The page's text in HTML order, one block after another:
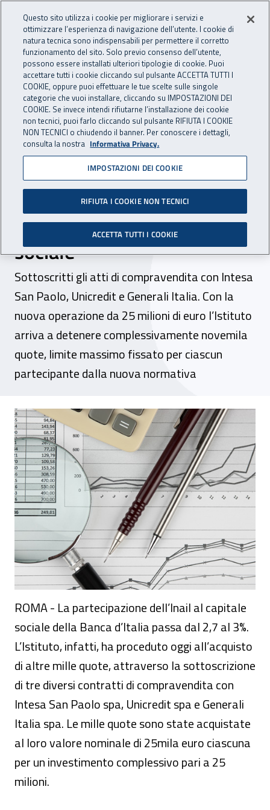
INAIL - Istituto Nazionale
Apri cerca
Navigazione principale
Navigazione - Ti trovi in:
Home Inail comunica News
09 agosto 2016
Bankitalia, l’Inail acquista
altre mille quote e
raggiunge il 3% del capitale
sociale
Sottoscritti gli atti di compravendita con Intesa
San Paolo, Unicredit e Generali Italia. Con la
nuova operazione da 25 milioni di euro l’Istituto
arriva a detenere complessivamente novemila
quote, limite massimo fissato per ciascun
partecipante dalla nuova normativa
Bankitalia, l’Inail acquista altre mille
ROMA - La partecipazione dell’Inail al capitale
sociale della Banca d’Italia passa dal 2,7 al 3%.
L’Istituto, infatti, ha proceduto oggi all’acquisto
di altre mille quote, attraverso la sottoscrizione
di tre diversi contratti di compravendita con
Intesa San Paolo spa, Unicredit spa e Generali
Italia spa. Le mille quote sono state acquistate
al loro valore nominale di 25mila euro ciascuna
per un investimento complessivo pari a 25
milioni.
Questo sito utilizza i cookie per migliorare i servizi e
ottimizzare l’esperienza di navigazione dell’utente. I cookie di
natura tecnica sono indispensabili per permettere il corretto
funzionamento del sito. Solo previo consenso dell’utente,
possono essere installati ulteriori tipologie di cookie. Puoi
accettare tutti i cookie cliccando sul pulsante ACCETTA TUTTI I
COOKIE, oppure puoi effettuare le tue scelte sulle singole
categorie che vuoi installare, cliccando su IMPOSTAZIONI DEI
COOKIE. Se invece intendi rifiutarne l’installazione dei cookie
non tecnici, puoi farlo cliccando sul pulsante RIFIUTA I COOKIE
NON TECNICI o chiudendo il banner. Per conoscere i dettagli,
consulta la nostra Informativa Privacy.
IMPOSTAZIONI DEI COOKIE
RIFIUTA I COOKIE NON TECNICI
ACCETTA TUTTI I COOKIE